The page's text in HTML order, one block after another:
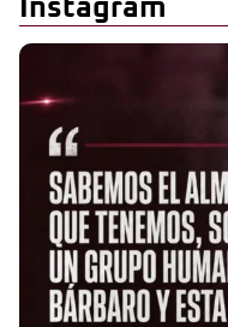
Instagram